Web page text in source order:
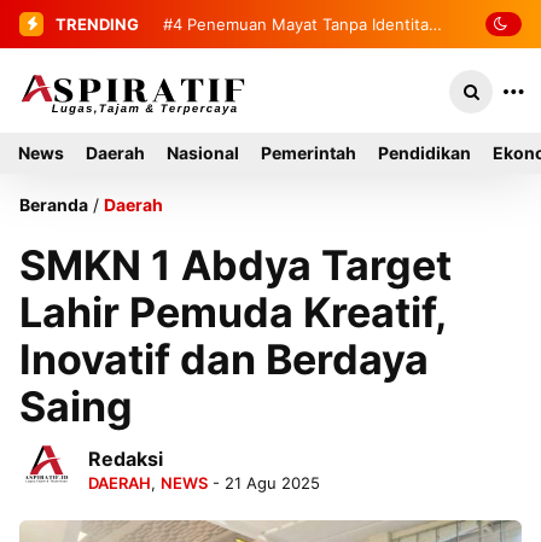
TRENDING #4 Penemuan Mayat Tanpa
Damai Kluet Selatan
#5 Bupati Mirwan Tinjau Langsung
Instruksikan Masuk Program Bantuan
News Daerah Nasional Pemerintah Pendidikan
Beranda / Daerah
SMKN 1 Abdya Target
Lahir Pemuda Kreatif,
Inovatif dan Berdaya
Saing
Redaksi
DAERAH, NEWS - 21 Agu 2025